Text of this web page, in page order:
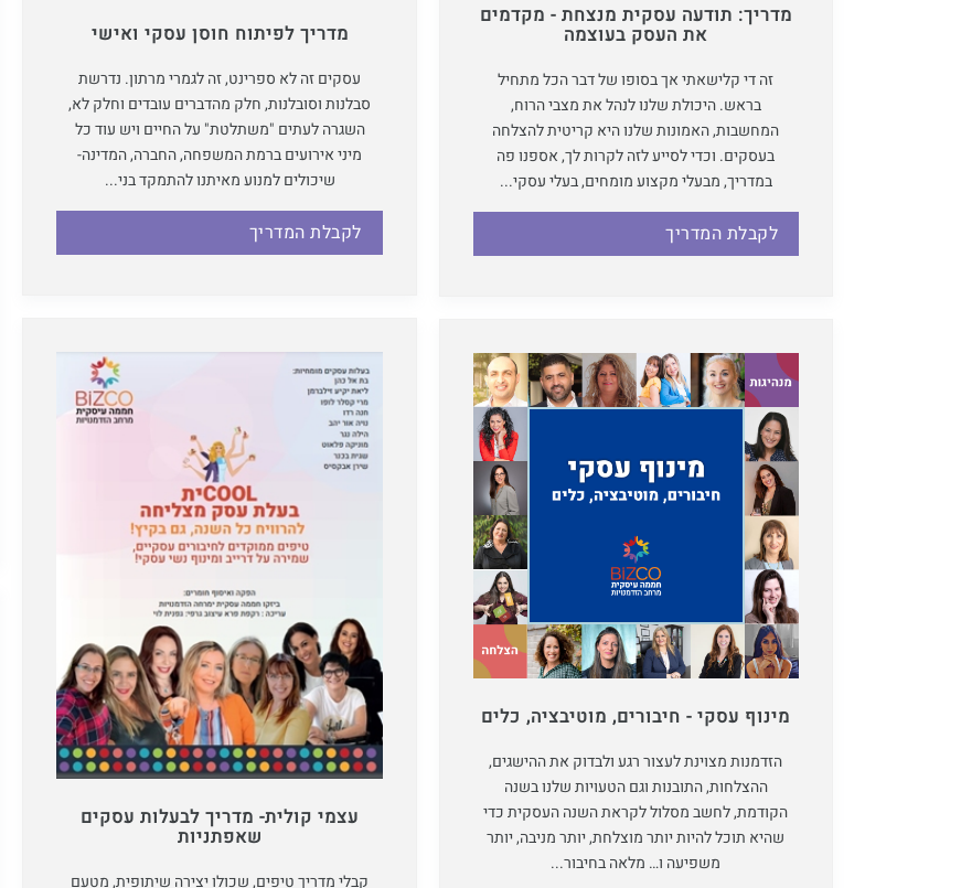
מדריך לפיתוח חוסן עסקי ואישי
עסקים זה לא ספרינט, זה לגמרי מרתון. נדרשת
סבלנות וסובלנות, חלק מהדברים עובדים וחלק לא,
השגרה לעתים "משתלטת" על החיים ויש עוד כל
מיני אירועים ברמת המשפחה, החברה, המדינה-
שיכולים למנוע מאיתנו להתמקד בני...
לקבלת המדריך
מדריך: תודעה עסקית מנצחת - מקדמים
את העסק בעוצמה
זה די קלישאתי אך בסופו של דבר הכל מתחיל
בראש. היכולת שלנו לנהל את מצבי הרוח,
המחשבות, האמונות שלנו היא קריטית להצלחה
בעסקים. וכדי לסייע לזה לקרות לך, אספנו פה
במדריך, מבעלי מקצוע מומחים, בעלי עסקי...
לקבלת המדריך
עצמי קולית- מדריך לבעלות עסקים
שאפתניות
קבלי מדריך טיפים, שכולו יצירה שיתופית, מטעם
מינוף עסקי - חיבורים, מוטיבציה, כלים
הזדמנות מצוינת לעצור רגע ולבדוק את ההישגים,
ההצלחות, התובנות וגם הטעויות שלנו בשנה
הקודמת, לחשב מסלול לקראת השנה העסקית כדי
שהיא תוכל להיות יותר מוצלחת, יותר מניבה, יותר
משפיעה ו… מלאה בחיבור...